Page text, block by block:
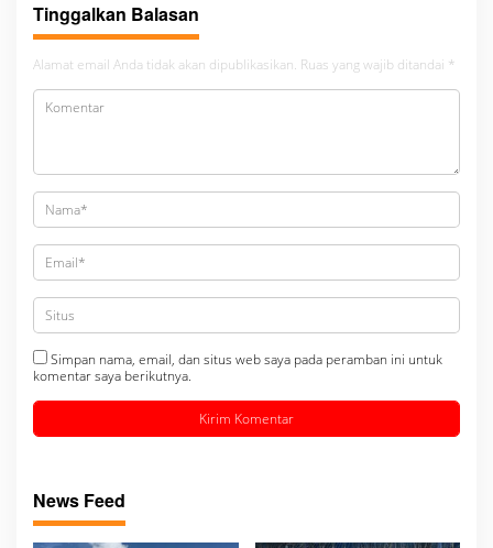
Tinggalkan Balasan
Alamat email Anda tidak akan dipublikasikan. Ruas yang wajib ditandai *
Simpan nama, email, dan situs web saya pada peramban ini untuk
komentar saya berikutnya.
News Feed